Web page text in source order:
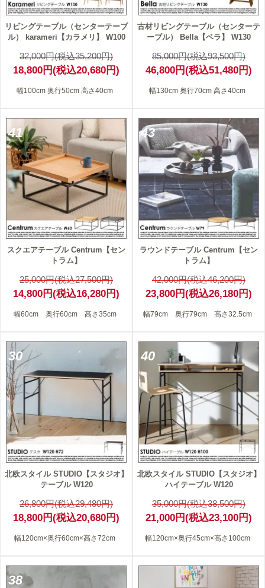
リビングテーブル（センターテーブ
ル） karameri【カラメリ】 W100
32,000円(税込35,200円)
18,800円(税込20,680円)
幅100cm 奥行50cm 高さ40cm
古材リビングテーブル（センターテ
ーブル） Bella【ベラ】 W130
85,000円(税込93,500円)
46,800円(税込51,480円)
幅130cm 奥行70cm 高さ40cm
41
スクエアテーブル Centrum【セン
トラム】
25,000円(税込27,500円)
14,800円(税込16,280円)
幅60cm 奥行60cm 高さ35cm
43
ラウンドテーブル Centrum【セン
トラム】
42,000円(税込46,200円)
23,800円(税込26,180円)
幅79cm 奥行79cm 高さ32.5cm
30
北欧スタイル STUDIO【スタジオ】
テーブル W120
26,800円(税込29,480円)
18,800円(税込20,680円)
幅120cm×奥行60cm×高さ72cm
40
北欧スタイル STUDIO【スタジオ】
ハイテーブル W120
35,000円(税込38,500円)
21,000円(税込23,100円)
幅120cm×奥行45cm×高さ100cm
38